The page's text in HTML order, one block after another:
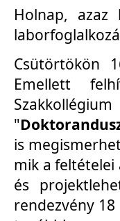
Holnap, azaz
Csütörtökön
Emellett
"
is
mik a feltételei
és
rendezvény